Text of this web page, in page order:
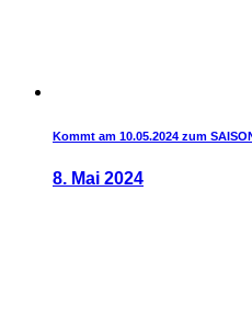
Kommt am 10.05.2024 zum
8. Mai 2024